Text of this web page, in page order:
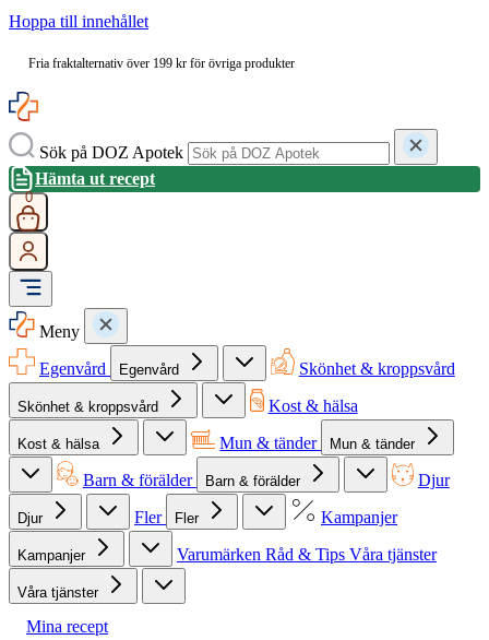
Hoppa till innehållet
Fria fraktalternativ över 199 kr för övriga produkter
Sök på DOZ Apotek
Hämta ut recept
0
Meny
Egenvård
Egenvård Skönhet & kroppsvård
Skönhet & kroppsvård Kost & hälsa
Kost & hälsa Mun & tänder Mun & tänder
Barn & förälder Barn & förälder Djur
Djur Fler Fler Kampanjer
Kampanjer Varumärken Råd & Tips Våra tjänster
Våra tjänster
Mina recept